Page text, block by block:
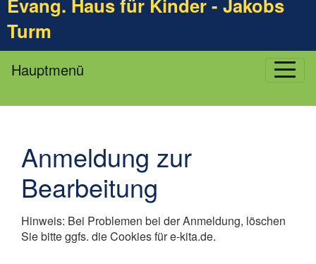
Evang. Haus für Kinder - Jakobs
Turm
Hauptmenü
Anmeldung zur
Bearbeitung
Hinweis: Bei Problemen bei der Anmeldung, löschen
Sie bitte ggfs. die Cookies für e-kita.de.